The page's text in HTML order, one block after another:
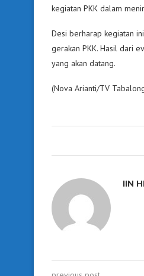
kegiatan PKK dalam
Desi berharap kegiatan
gerakan PKK. Hasil dari
yang akan datang.
(Nova Arianti/TV
IIN